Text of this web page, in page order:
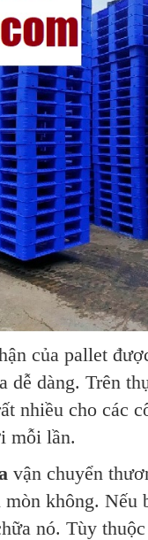
của pallet
dễ dàng. Trên
nhiều cho các
mỗi lần.
vận chuyển
không.
nó. Tùy